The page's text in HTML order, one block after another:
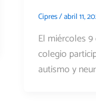
Cipres/abril 11,
El miércoles
colegio
autismo y